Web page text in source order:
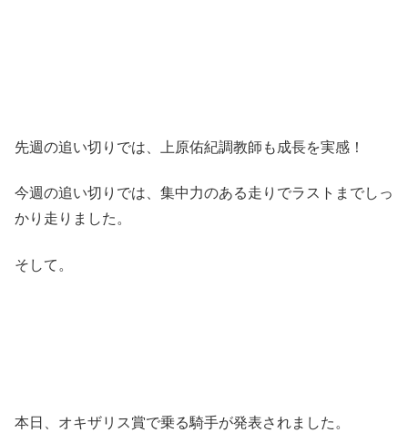
先週の追い切りでは、上原佑紀調教師も成長を実感！
今週の追い切りでは、集中力のある走りでラストまでしっ
かり走りました。
そして。
本日、オキザリス賞で乗る騎手が発表されました。